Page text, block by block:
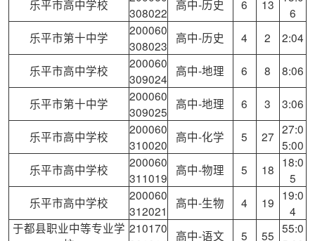
乐平市高中学校
308022
高中-历史 6 13
6
乐平市第十中学
200060
308023
高中-历史 4 2 2:04
乐平市高中学校
200060
309024
高中-地理 6 8 8:06
乐平市第十中学
200060
309025
高中-地理 6 3 3:06
乐平市高中学校
200060
310020
高中-化学 5 27 27:0
5:00
乐平市高中学校
200060
311019
高中-物理 5 18 18:0
5
乐平市高中学校
200060
312021
高中-生物 4 19 19:0
4
于都县职业中等专业学 210170
高中-语文 5 55 55:0